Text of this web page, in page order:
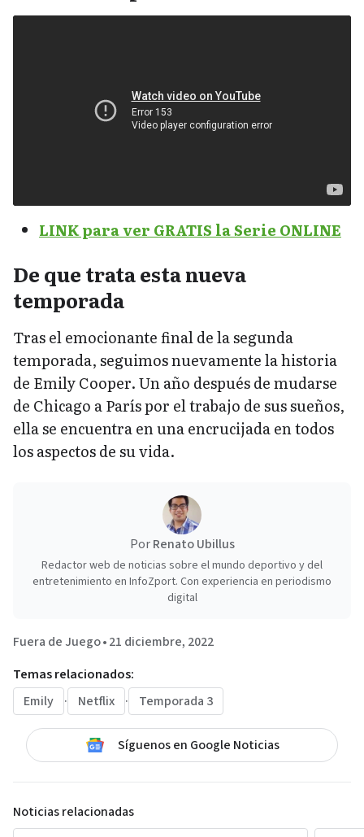
LINK para ver GRATIS la Serie ONLINE
De que trata esta nueva
temporada
Tras el emocionante final de la segunda
temporada, seguimos nuevamente la historia
de Emily Cooper. Un año después de mudarse
de Chicago a París por el trabajo de sus sueños,
ella se encuentra en una encrucijada en todos
los aspectos de su vida.
PorRenato Ubillus
Redactor web de noticias sobre el mundo deportivo y del
entretenimiento en InfoZport. Con experiencia en periodismo
digital
Fuera de Juego•21 diciembre, 2022
Temas relacionados:
Emily
· Netflix · Temporada 3
Síguenos en Google Noticias
Noticias relacionadas